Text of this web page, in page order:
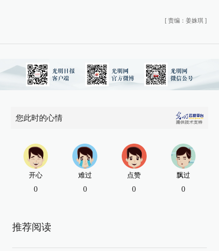
[ 责编：姜姝琪 ]
您此时的心情
开心
0
难过
0
点赞
0
飘过
0
推荐阅读